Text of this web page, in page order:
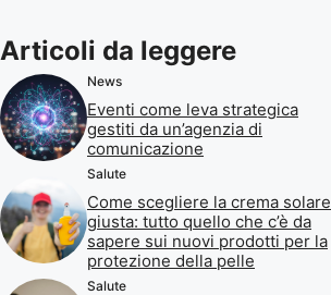
Articoli da leggere
News
Eventi come leva strategica
gestiti da un’agenzia di
comunicazione
Salute
Come scegliere la crema solare
giusta: tutto quello che c’è da
sapere sui nuovi prodotti per la
protezione della pelle
Salute